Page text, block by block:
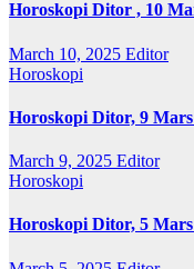
Horoskopi Ditor , 10
March 10, 2025 Editor
Horoskopi
Horoskopi Ditor, 9 Mars
March 9, 2025 Editor
Horoskopi
Horoskopi Ditor, 5 Mars